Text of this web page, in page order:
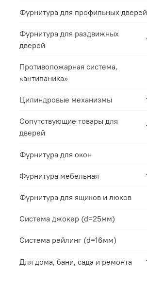
Фурнитура для профильных дверей
Фурнитура для раздвижных
дверей
Противопожарная система,
«антипаника»
Цилиндровые механизмы
Сопутствующие товары для
дверей
Фурнитура для окон
Фурнитура мебельная
Фурнитура для ящиков и люков
Система джокер (d=25мм)
Система рейлинг (d=16мм)
Для дома, бани, сада и ремонта